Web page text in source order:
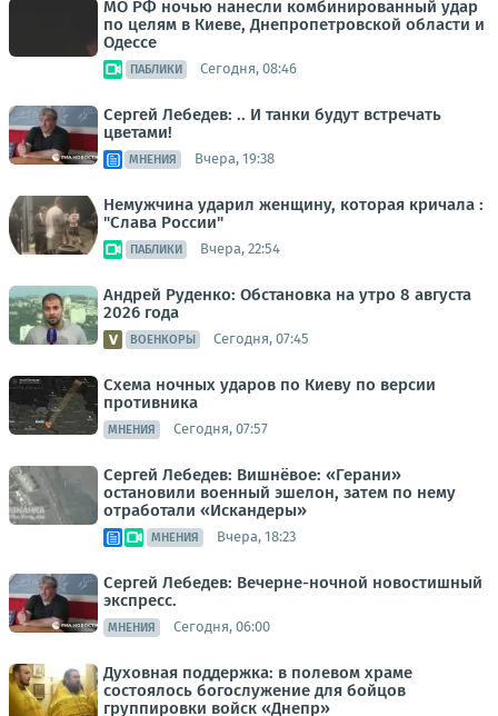
МО РФ ночью нанесли комбинированный удар
по целям в Киеве, Днепропетровской области и
Одессе
ПАБЛИКИ Сегодня, 08:46
Сергей Лебедев: .. И танки будут встречать
цветами!
МНЕНИЯ Вчера, 19:38
Немужчина ударил женщину, которая кричала :
"Слава России"
ПАБЛИКИ Вчера, 22:54
Андрей Руденко: Обстановка на утро 8 августа
2026 года
ВОЕНКОРЫ Сегодня, 07:45
Схема ночных ударов по Киеву по версии
противника
МНЕНИЯ Сегодня, 07:57
Сергей Лебедев: Вишнёвое: «Герани»
остановили военный эшелон, затем по нему
отработали «Искандеры»
МНЕНИЯ Вчера, 18:23
Сергей Лебедев: Вечерне-ночной новостишный
экспресс.
МНЕНИЯ Сегодня, 06:00
Духовная поддержка: в полевом храме
состоялось богослужение для бойцов
группировки войск «Днепр»